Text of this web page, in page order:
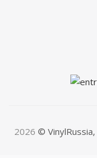
2026 © VinylRussia,